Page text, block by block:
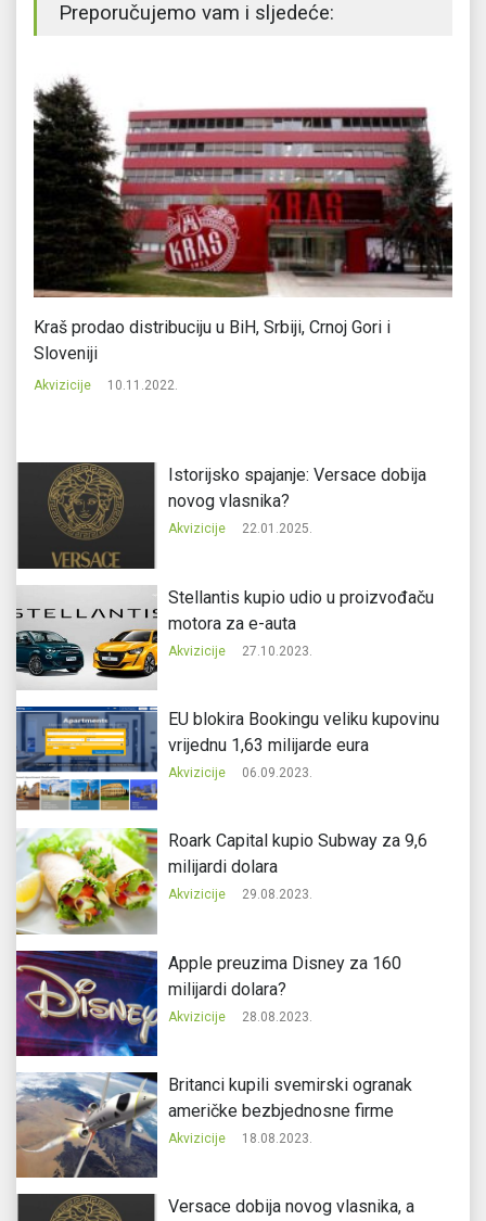
Preporučujemo vam i sljedeće:
Kraš prodao distribuciju u BiH, Srbiji, Crnoj Gori i
Sloveniji
Akvizicije 10.11.2022.
Istorijsko spajanje: Versace dobija
novog vlasnika?
Akvizicije 22.01.2025.
Stellantis kupio udio u proizvođaču
motora za e-auta
Akvizicije 27.10.2023.
EU blokira Bookingu veliku kupovinu
vrijednu 1,63 milijarde eura
Akvizicije 06.09.2023.
Roark Capital kupio Subway za 9,6
milijardi dolara
Akvizicije 29.08.2023.
Apple preuzima Disney za 160
milijardi dolara?
Akvizicije 28.08.2023.
Britanci kupili svemirski ogranak
američke bezbjednosne firme
Akvizicije 18.08.2023.
Versace dobija novog vlasnika, a